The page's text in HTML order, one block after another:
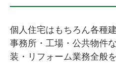
個人住宅はもちろん各種
事務所・工場・公共物件
装・リフォーム業務全般